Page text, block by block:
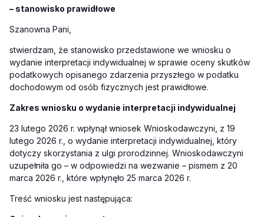
– stanowisko prawidłowe
Szanowna Pani,
stwierdzam, że stanowisko przedstawione we wniosku o
wydanie interpretacji indywidualnej w sprawie oceny skutków
podatkowych opisanego zdarzenia przyszłego w podatku
dochodowym od osób fizycznych jest prawidłowe.
Zakres wniosku o wydanie interpretacji indywidualnej
23 lutego 2026 r. wpłynął wniosek Wnioskodawczyni, z 19
lutego 2026 r., o wydanie interpretacji indywidualnej, który
dotyczy skorzystania z ulgi prorodzinnej. Wnioskodawczyni
uzupełniła go – w odpowiedzi na wezwanie – pismem z 20
marca 2026 r., które wpłynęło 25 marca 2026 r.
Treść wniosku jest następująca: